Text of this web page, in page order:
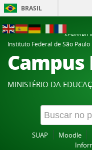
BRASIL
Instituto Federal de São Paulo
MINISTÉRIO DA
SUAP Moodle